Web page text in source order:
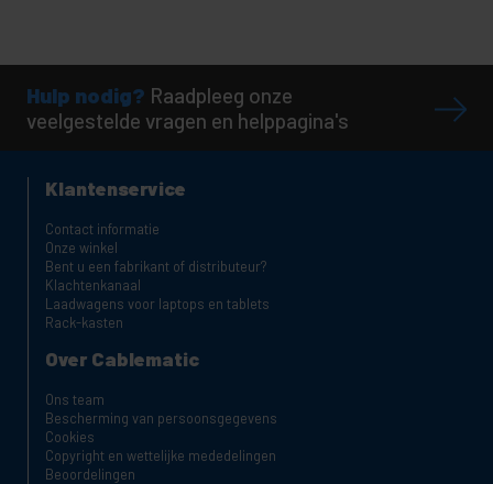
Hulp nodig? Raadpleeg onze
veelgestelde vragen en helppagina's
Klantenservice
Contact informatie
Onze winkel
Bent u een fabrikant of distributeur?
Klachtenkanaal
Laadwagens voor laptops en tablets
Rack-kasten
Over Cablematic
Ons team
Bescherming van persoonsgegevens
Cookies
Copyright en wettelijke mededelingen
Beoordelingen